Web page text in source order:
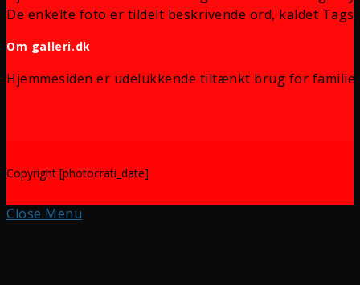
De enkelte foto er tildelt beskrivende ord, kaldet
Om galleri.dk
Hjemmesiden er udelukkende tiltænkt brug for
Copyright [photocrati_date]
Close Menu